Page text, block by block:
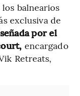
balnearios
exclusiva de
por el
encargado
Retreats,